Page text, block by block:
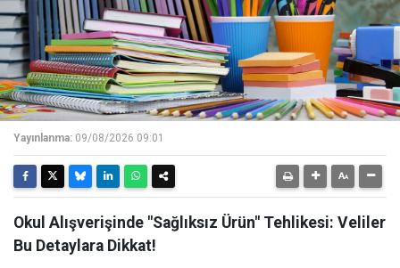
Yayınlanma: 09/08/2026 09:01
Okul Alışverişinde "Sağlıksız Ürün" Tehlikesi: Veliler
Bu Detaylara Dikkat!